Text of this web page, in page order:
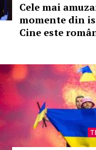
Cele mai
momente din
Cine este